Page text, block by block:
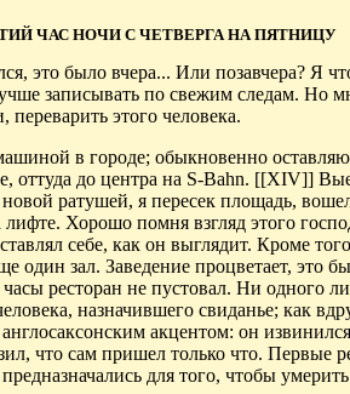
ЧАС НОЧИ С ЧЕТВЕРГА НА ПЯТНИЦУ
это было вчера... Или позавчера? Я
записывать по свежим следам. Но
переварить этого человека.
в городе; обыкновенно
оттуда до центра на S-Bahn. [[XIV]]
новой ратушей, я пересек площадь,
Хорошо помня взгляд этого
себе, как он выглядит. Кроме
один зал. Заведение процветает, это
ресторан не пустовал. Ни одного
назначившего свиданье; как
англосаксонским акцентом: он
что сам пришел только что. Первые
для того, чтобы